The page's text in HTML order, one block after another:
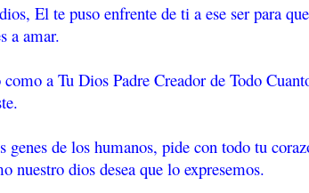
El te puso enfrente de ti a ese ser para que
a amar.
a Tu Dios Padre Creador de Todo
de los humanos, pide con todo tu
nuestro dios desea que lo expresemos.